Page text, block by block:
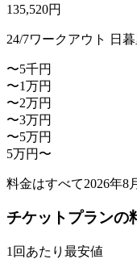
135,520円
24/7ワークアウト 日
〜5千円
〜1万円
〜2万円
〜3万円
〜5万円
5万円〜
料金はすべて2026年8
チケットプランの
1回あたり最安値